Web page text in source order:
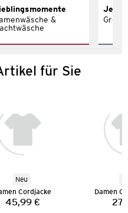
&
für Sie
Neu
Cordjacke
Preis:
45,99 €
Damen